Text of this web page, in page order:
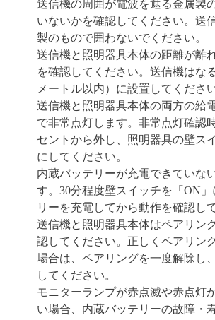
送信機の周囲が電波を遮る金属製
いないかを確認してください。送
製のもので囲わないでください。
送信機と照明器具本体の距離が離
を確認してください。送信機はな
メートル以内）に設置してください
送信機と照明器具本体の両方の給
で非常点灯します。非常点灯確認
セントから外し、照明器具の壁ス
にしてください。
内蔵バッテリーが充電できていな
す。30分程度壁スイッチを「ON
リーを充電してから動作を確認し
送信機と照明器具本体はペアリン
認してください。正しくペアリン
場合は、ペアリングを一度解除し
してください。
モニターランプが赤点滅や赤点灯
い場合、内蔵バッテリーの故障・